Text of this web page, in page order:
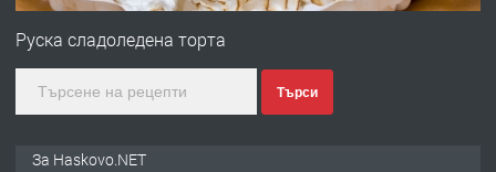
Руска сладоледена торта
Търси
За Haskovo.NET